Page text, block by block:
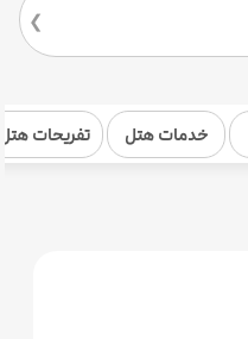
خدمات هتل تفریحات